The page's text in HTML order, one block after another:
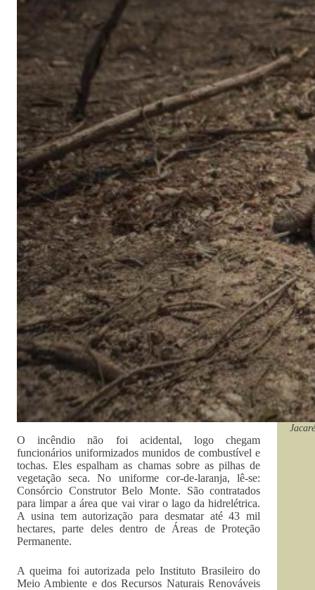
O incêndio não foi acidental, logo chegam
funcionários uniformizados munidos de combustível e
tochas. Eles espalham as chamas sobre as pilhas de
vegetação seca. No uniforme cor-de-laranja, lê-se:
Consórcio Construtor Belo Monte. São contratados
para limpar a área que vai virar o lago da hidrelétrica.
A usina tem autorização para desmatar até 43 mil
hectares, parte deles dentro de Áreas de Proteção
Permanente.
A queima foi autorizada pelo Instituto Brasileiro do
Meio Ambiente e dos Recursos Naturais Renováveis